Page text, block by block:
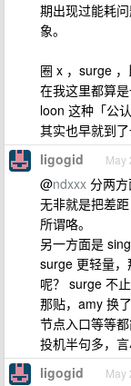
期出现过能耗
象。
圈 x ，surge
在我这里都算
loon 这种「公
其实也早就到了
ligogid May
@ndxxx 分两
无非就是把差
所谓咯。
另一方面是
surge 更轻量
呢？ surge 不
那贴，amy 换
节点入口等等
投机半句多，言
ligogid May